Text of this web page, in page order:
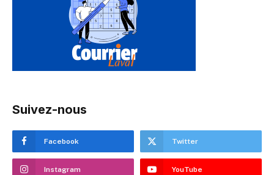
Suivez-nous
Facebook Twitter
Instagram YouTube